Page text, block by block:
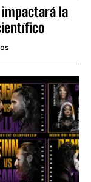
impactará la